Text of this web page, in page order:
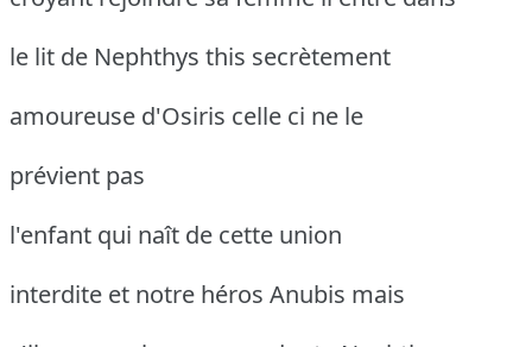
le lit de Nephthys this secrètement
amoureuse d'Osiris celle ci ne le
prévient pas
l'enfant qui naît de cette union
interdite et notre héros Anubis mais